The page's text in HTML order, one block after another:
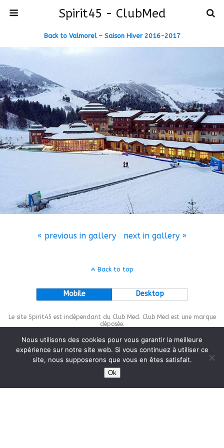
Spirit45 - ClubMed
Back to Valmorel – Saison Hiver 2016-2017
« previous in gallery next in gallery »
Back to top
Mobile Desktop
Le site Spirit45 est indépendant du Club Med. Club Med est une marque
déposée.
This site is protected bywp-copyrightpro.com
Nous utilisons des cookies pour vous garantir la meilleure
expérience sur notre site web. Si vous continuez à utiliser ce
site, nous supposerons que vous en êtes satisfait.
Ok